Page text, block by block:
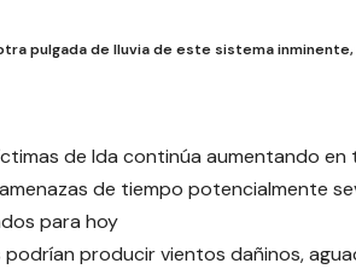
pulgada de lluvia de este sistema
de Ida continúa aumentando
de tiempo potencialmente
para hoy
producir vientos dañinos,